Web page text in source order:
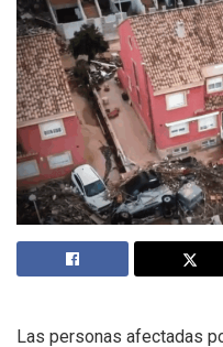
Las personas afectadas